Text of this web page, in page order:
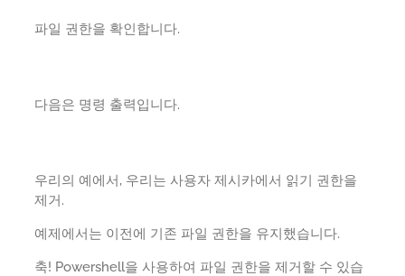
파일 권한을 확인합니다.
다음은 명령 출력입니다.
우리의 예에서, 우리는 사용자 제시카에서 읽기 권한을
제거.
예제에서는 이전에 기존 파일 권한을 유지했습니다.
축! Powershell을 사용하여 파일 권한을 제거할 수 있습